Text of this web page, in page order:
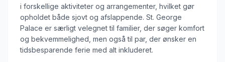
i forskellige aktiviteter og arrangementer, hvilket gør
opholdet både sjovt og afslappende. St. George
Palace er særligt velegnet til familier, der søger komfort
og bekvemmelighed, men også til par, der ønsker en
tidsbesparende ferie med alt inkluderet.